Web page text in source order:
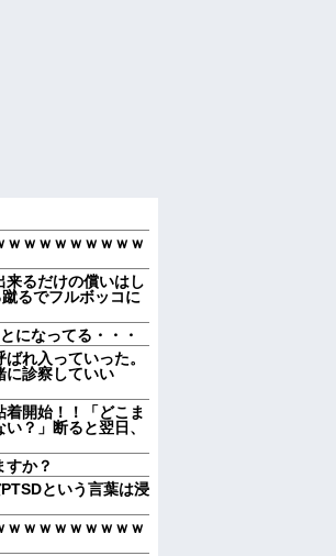
ｗｗｗｗｗｗｗｗｗ
来るだけの償いはし
るでフルボッコに
になってる・・・
れ入っていった。
診察していい
開始！！「どこま
？」断ると翌日、
すか？
という言葉は浸
ｗｗｗｗｗｗｗｗｗ